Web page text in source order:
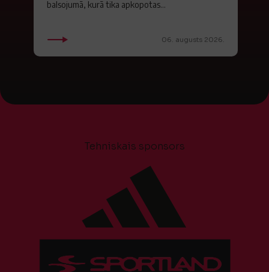
balsojumā, kurā tika apkopotas...
06. augusts 2026.
Tehniskais sponsors